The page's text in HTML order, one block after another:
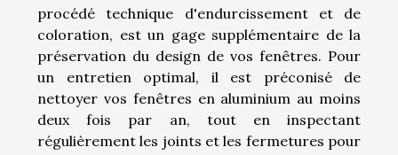
procédé technique d'endurcissement et de
coloration, est un gage supplémentaire de la
préservation du design de vos fenêtres. Pour
un entretien optimal, il est préconisé de
nettoyer vos fenêtres en aluminium au moins
deux fois par an, tout en inspectant
régulièrement les joints et les fermetures pour